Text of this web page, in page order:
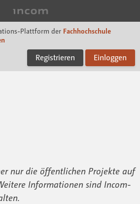
Plattform der Fachhochschule
Registrieren Einloggen
nur die öffentlichen Projekte auf
Informationen sind Incom-